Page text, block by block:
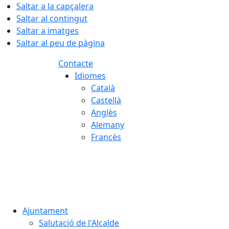
Saltar a la capçalera
Saltar al contingut
Saltar a imatges
Saltar al peu de pàgina
Contacte
Idiomes
Català
Castellà
Anglès
Alemany
Francès
Ajuntament
Salutació de l'Alcalde